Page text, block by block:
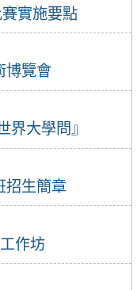
實施要點
博覽會
大學問』
招生簡章
作坊